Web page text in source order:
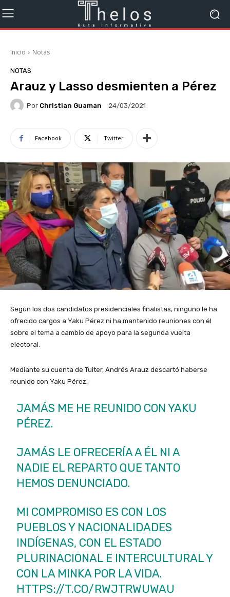
Inicio Notas
NOTAS
Arauz y Lasso desmienten a Pérez
Por Christian Guaman 24/03/2021
Facebook Twitter
Según los dos candidatos presidenciales finalistas, ninguno le ha
ofrecido cargos a Yaku Pérez ni ha mantenido reuniones con él
sobre el tema a cambio de apoyo para la segunda vuelta
electoral.
Mediante su cuenta de Tuiter, Andrés Arauz descartó haberse
reunido con Yaku Pérez:
JAMÁS ME HE REUNIDO CON YAKU
PÉREZ.
JAMÁS LE OFRECERÍA A ÉL NI A
NADIE EL REPARTO QUE TANTO
HEMOS DENUNCIADO.
MI COMPROMISO ES CON LOS
PUEBLOS Y NACIONALIDADES
INDÍGENAS, CON EL ESTADO
PLURINACIONAL E INTERCULTURAL Y
CON LA MINKA POR LA VIDA.
HTTPS://T.CO/RWJTRWUWAU